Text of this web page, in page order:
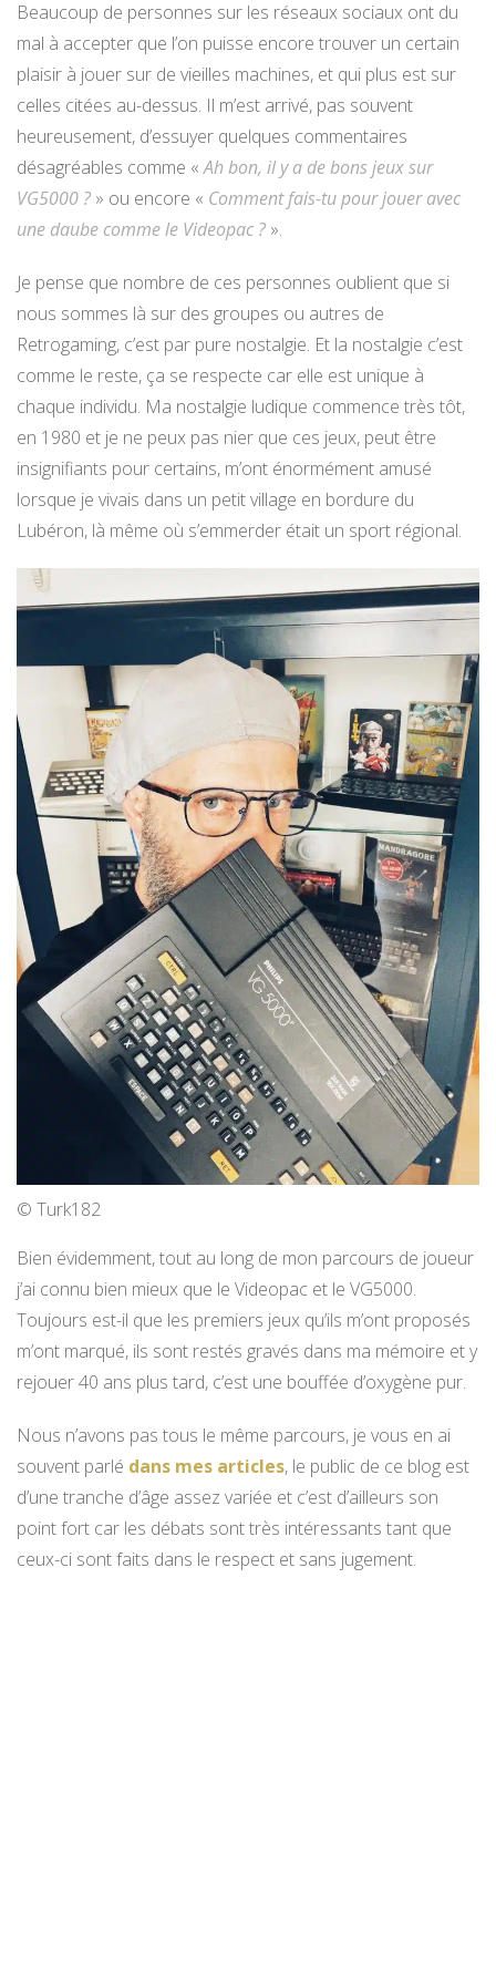
Beaucoup de personnes sur les réseaux sociaux ont du
mal à accepter que l’on puisse encore trouver un certain
plaisir à jouer sur de vieilles machines, et qui plus est sur
celles citées au-dessus. Il m’est arrivé, pas souvent
heureusement, d’essuyer quelques commentaires
désagréables comme «Ah bon, il y a de bons jeux sur
VG5000 ? » ou encore « Comment fais-tu pour jouer avec
une daube comme le Videopac ? ».
Je pense que nombre de ces personnes oublient que si
nous sommes là sur des groupes ou autres de
Retrogaming, c’est par pure nostalgie. Et la nostalgie c’est
comme le reste, ça se respecte car elle est unique à
chaque individu. Ma nostalgie ludique commence très tôt,
en 1980 et je ne peux pas nier que ces jeux, peut être
insignifiants pour certains, m’ont énormément amusé
lorsque je vivais dans un petit village en bordure du
Lubéron, là même où s’emmerder était un sport régional.
© Turk182
Bien évidemment, tout au long de mon parcours de joueur
j’ai connu bien mieux que le Videopac et le VG5000.
Toujours est-il que les premiers jeux qu’ils m’ont proposés
m’ont marqué, ils sont restés gravés dans ma mémoire et y
rejouer 40 ans plus tard, c’est une bouffée d’oxygène pur.
Nous n’avons pas tous le même parcours, je vous en ai
souvent parlé dans mes articles, le public de ce blog est
d’une tranche d’âge assez variée et c’est d’ailleurs son
point fort car les débats sont très intéressants tant que
ceux-ci sont faits dans le respect et sans jugement.